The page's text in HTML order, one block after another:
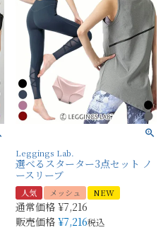
Leggings Lab.
選べるスターター3点セット ノ
ースリーブ
人気 メッシュ NEW
通常価格 ¥7,216
販売価格 ¥7,216税込